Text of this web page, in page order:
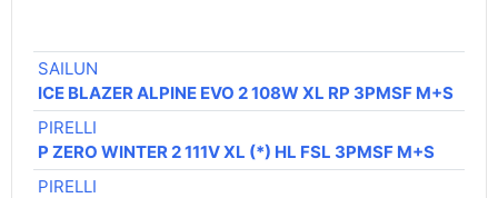
SAILUN
ICE BLAZER ALPINE EVO 2 108W XL RP 3PMSF M+S
PIRELLI
P ZERO WINTER 2 111V XL (*) HL FSL 3PMSF M+S
PIRELLI